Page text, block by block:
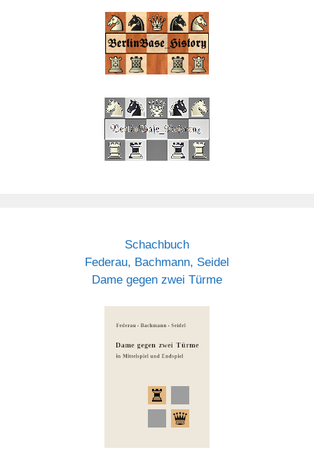
Schachbuch
Federau, Bachmann, Seidel
Dame gegen zwei Türme